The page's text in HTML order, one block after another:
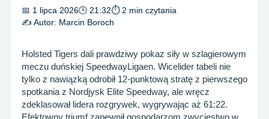
📅 1 lipca 2026🕒 21:32⏱ 2 min czytania
✍️ Autor: Marcin Boroch
Holsted Tigers dali prawdziwy pokaz siły w szlagierowym
meczu duńskiej SpeedwayLigaen. Wicelider tabeli nie
tylko z nawiązką odrobił 12-punktową stratę z pierwszego
spotkania z Nordjysk Elite Speedway, ale wręcz
zdeklasował lidera rozgrywek, wygrywając aż 61:22.
Efektowny triumf zapewnił gospodarzom zwycięstwo w